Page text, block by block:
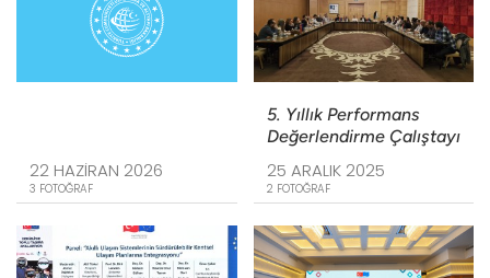
22 HAZIRAN 2026
3 FOTOĞRAF
5. Yıllık Performans
Değerlendirme Çalıştayı
25 ARALIK 2025
2 FOTOĞRAF